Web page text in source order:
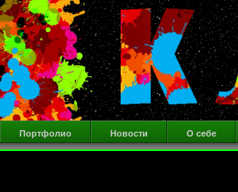
Портфолио Новости О себе